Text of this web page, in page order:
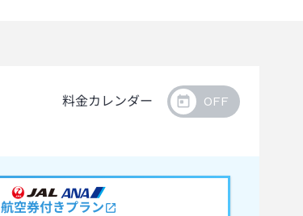
料金カレンダー
航空券付きプラン